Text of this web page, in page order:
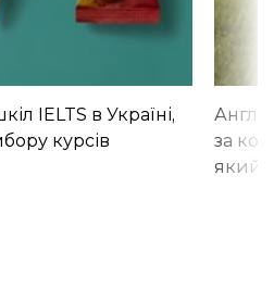
IELTS в Україні,
курсів
за
який